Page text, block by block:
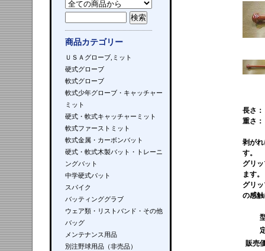
商品カテゴリー
ＵＳＡグローブ,ミット
硬式グローブ
軟式グローブ
軟式少年グローブ・キャッチャー
ミット
硬式・軟式キャッチャーミット
軟式ファーストミット
軟式金属・カーボンバット
硬式・軟式木製バット・トレーニ
ングバット
中学硬式バット
スパイク
バッティンググラブ
ウェア類・リストバンド・その他
バッグ
メンテナンス用品
別注野球用品（非売品）
長さ
重さ
剥が
す。
グリ
ます。
グリ
の感
販売